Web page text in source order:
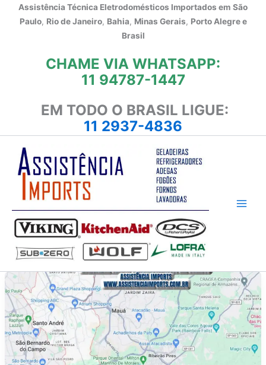
Assistência Técnica Eletrodomésticos Importados em São
Paulo, Rio de Janeiro, Bahia, Minas Gerais, Porto Alegre e
Brasil
CHAME VIA WHATSAPP:
11 94787-1447
EM TODO O BRASIL LIGUE:
11 2937-4836